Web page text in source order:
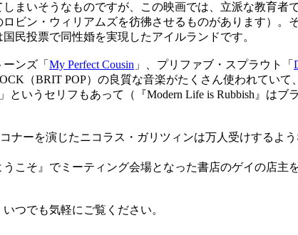
まいそうなものですが、この映画では、立派な教育者
ビン・ウィリアムズを彷彿させるものがあります）
民投票で同性婚を実現したアイルランドです。
ンズ「 My Perfect Cousin 」、プリファブ・スプラウト「
（BRIT POP）の良質な音楽がたくさん使われてい
というセリフもあって（『Modern Life is Rubbish』は
ナーを演じたニコラス・ガリツィンは万人受けするよ
こそ』でミーティング会場となった書店のゲイの店主
つでも気軽にご覧ください。